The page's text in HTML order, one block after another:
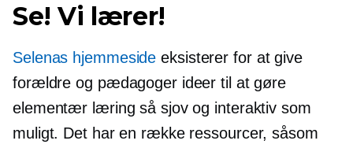
Se! Vi lærer!
Selenas hjemmeside eksisterer for at give
forældre og pædagoger ideer til at gøre
elementær læring så sjov og interaktiv som
muligt. Det har en række ressourcer, såsom